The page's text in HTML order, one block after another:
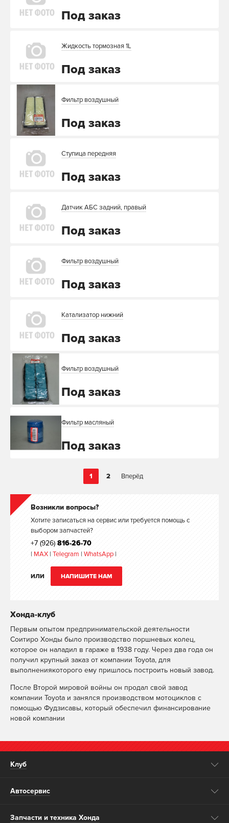
Под заказ
Жидкость тормозная 1L
Под заказ
Фильтр воздушный
Под заказ
Ступица передняя
Под заказ
Датчик АБС задний, правый
Под заказ
Фильтр воздушный
Под заказ
Катализатор нижний
Под заказ
Фильтр воздушный
Под заказ
Фильтр масляный
Под заказ
1 2 Вперёд
Возникли вопросы?
Хотите записаться на сервис или требуется помощь с
выбором запчастей?
+7 (926) 816-26-70
| MAX | Telegram | WhatsApp |
ИЛИ НАПИШИТЕ НАМ
Хонда-клуб
Первым опытом предпринимательской деятельности
Соитиро Хонды было производство поршневых колец,
которое он наладил в гараже в 1938 году. Через два года он
получил крупный заказ от компании Toyota, для
выполнениякоторого ему пришлось построить новый завод.
После Второй мировой войны он продал свой завод
компании Toyota и занялся производством мотоциклов с
помощью Фудзисавы, который обеспечил финансирование
новой компании
Клуб
Автосервис
Запчасти и техника Хонда